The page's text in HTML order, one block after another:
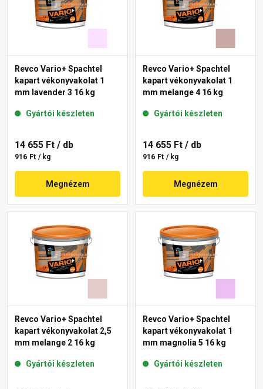
Revco Vario+ Spachtel
kapart vékonyvakolat 1
mm lavender 3 16 kg
Gyártói készleten
14 655 Ft / db
916 Ft / kg
Megnézem
Revco Vario+ Spachtel
kapart vékonyvakolat 1
mm melange 4 16 kg
Gyártói készleten
14 655 Ft / db
916 Ft / kg
Megnézem
Revco Vario+ Spachtel
kapart vékonyvakolat 2,5
mm melange 2 16 kg
Gyártói készleten
Revco Vario+ Spachtel
kapart vékonyvakolat 1
mm magnolia 5 16 kg
Gyártói készleten